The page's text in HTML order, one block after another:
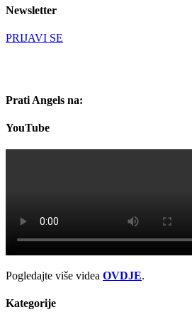
Newsletter
PRIJAVI SE
Prati Angels na:
YouTube
Pogledajte više videa OVDJE.
Kategorije